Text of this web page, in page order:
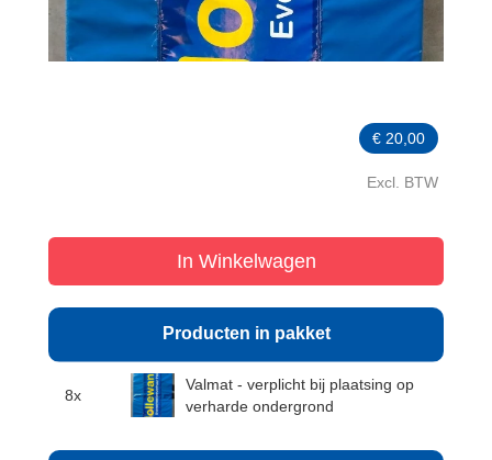
€ 20,00
Excl. BTW
In Winkelwagen
Producten in pakket
8x
Valmat - verplicht bij plaatsing op
verharde ondergrond